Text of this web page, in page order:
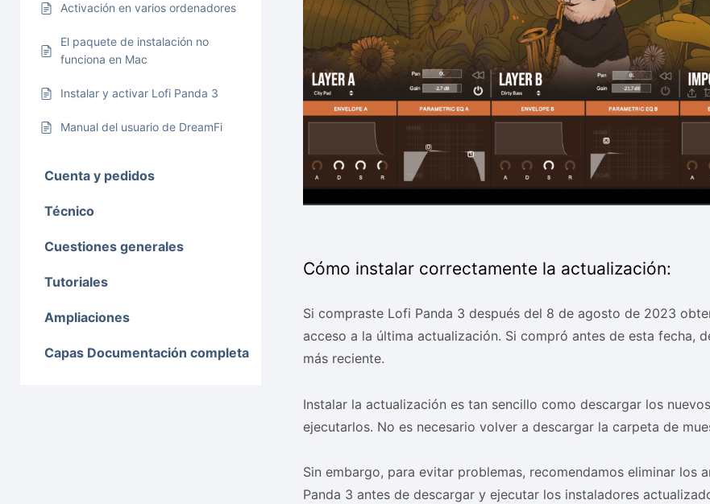
Activación en varios ordenadores
El paquete de instalación no
funciona en Mac
Instalar y activar Lofi Panda 3
Manual del usuario de DreamFi
Cuenta y pedidos
Técnico
Cuestiones generales
Tutoriales
Ampliaciones
Capas Documentación completa
Cómo instalar correctamente la actualización:
Si compraste Lofi Panda 3 después del 8 de agosto de 2023
acceso a la última actualización. Si compró antes de esta fecha,
más reciente.
Instalar la actualización es tan sencillo como descargar los
ejecutarlos. No es necesario volver a descargar la carpeta de
Sin embargo, para evitar problemas, recomendamos eliminar los
Panda 3 antes de descargar y ejecutar los instaladores